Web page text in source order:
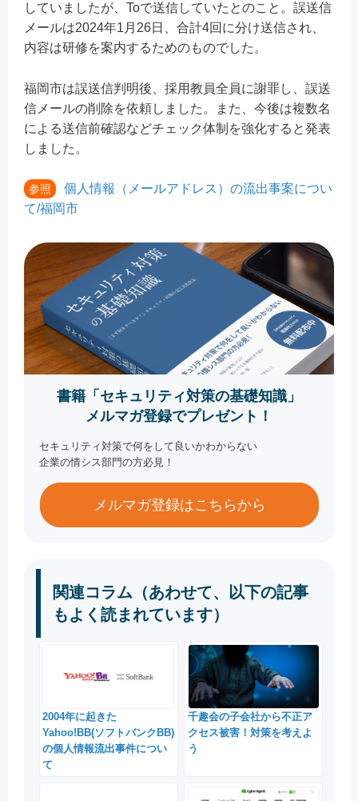
していましたが、Toで送信していたとのこと。誤送信
メールは2024年1月26日、合計4回に分け送信され、
内容は研修を案内するためのものでした。
福岡市は誤送信判明後、採用教員全員に謝罪し、誤送
信メールの削除を依頼しました。また、今後は複数名
による送信前確認などチェック体制を強化すると発表
しました。
参照
個人情報（メールアドレス）の流出事案につい
て/福岡市
書籍「セキュリティ対策の基礎知識」
メルマガ登録でプレゼント！
セキュリティ対策で何をして良いかわからない
企業の情シス部門の方必見！
メルマガ登録はこちらから
関連コラム（あわせて、以下の記事
もよく読まれています）
2004年に起きた
Yahoo!BB(ソフトバンクBB)
の個人情報流出事件につい
て
千趣会の子会社から不正ア
クセス被害！対策を考えよ
う